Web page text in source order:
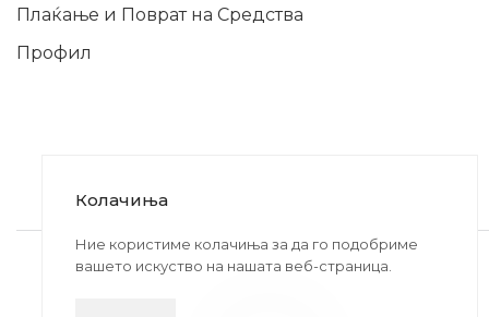
Плаќање и Поврат на Средства
Профил
2020-2024 © MB DISKONT. Изработено од
БРАМИТ ДООЕЛ
Колачиња
Ние користиме колачиња за да го подобриме
вашето искуство на нашата веб-страница.